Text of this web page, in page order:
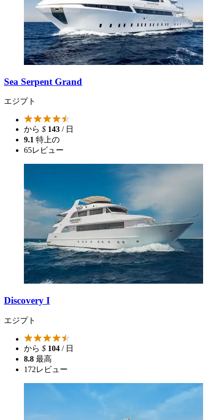
Sea Serpent Grand
エジプト
から $ 143 / 日
9.1 特上の
65レビュー
Discovery I
エジプト
から $ 104 / 日
8.8 最高
172レビュー